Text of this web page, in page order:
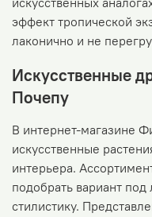
эффект тропической
лаконично и не
Искусственные
Почепу
В интернет-магазине
искусственные
интерьера.
подобрать вариант
стилистику.